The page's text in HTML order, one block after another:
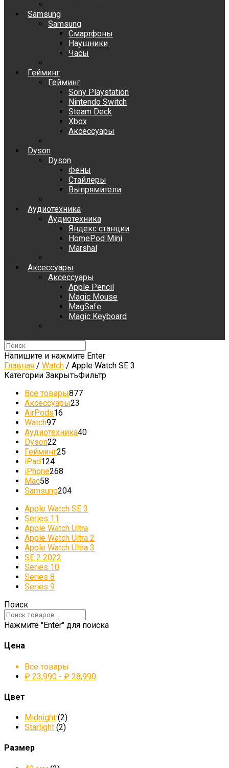
Samsung
Samsung
Смартфоны
Наушники
Часы
Гейминг
Гейминг
Sony Playstation
Nintendo Switch
Steam Deck
Xbox
Аксессуары
Dyson
Dyson
Фены
Стайлеры
Выпрямители
Аудиотехника
Аудиотехника
Яндекс станции
HomePod Mini
Marshal
Аксессуары
Аксессуары
Apple Pencil
Magic Mouse
MagSafe
Magic Keyboard
Напишите и нажмите Enter
Главная / Watch / Apple Watch SE 3
Категории ЗакрытьФильтр
Все товары877
Аксессуары23
AirPods16
Watch97
Аудиотехника40
Dyson22
Гейминг25
iPad124
iPhone268
Mac58
Samsung204
Apple Watch SE 3
Series 11
Apple Watch Ultra
Apple Watch Ultra 2
Apple Watch Ultra 3
SE 2 2022
Series 10
Series 8
Series 9
Поиск
Нажмите "Enter" для поиска
Цена
Все товары
₽ 23,990 - ₽ 28,990
Цвет
Midnight (2)
Starlight (2)
Размер